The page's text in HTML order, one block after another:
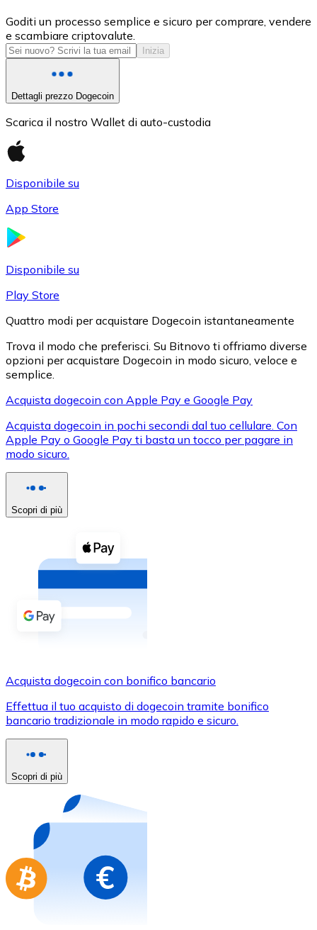
USD Coin
USDC
XRP
XRP
Vedi tutto
Buoni cripto
Acquista criptovalute in contanti e altri mezzi di
Acquista con contanti
Bonifico SEPA
Usa le carte Visa e Mastercard per acquistare
Acquista con carta
Acquista gift card dei tuoi marchi preferiti con
Vai al negozio di carte regalo
Goditi un processo semplice e sicuro per comprare, vendere
e scambiare criptovalute.
Inizia
Dettagli prezzo Dogecoin
Scarica il nostro Wallet di auto-custodia
Disponibile su
App Store
Disponibile su
Play Store
Quattro modi per acquistare Dogecoin istantaneamente
Trova il modo che preferisci. Su Bitnovo ti offriamo diverse
opzioni per acquistare Dogecoin in modo sicuro, veloce e
semplice.
Acquista dogecoin con Apple Pay e Google Pay
Acquista dogecoin in pochi secondi dal tuo cellulare. Con
Apple Pay o Google Pay ti basta un tocco per pagare in
modo sicuro.
Scopri di più
Acquista dogecoin con bonifico bancario
Effettua il tuo acquisto di dogecoin tramite bonifico
bancario tradizionale in modo rapido e sicuro.
Scopri di più